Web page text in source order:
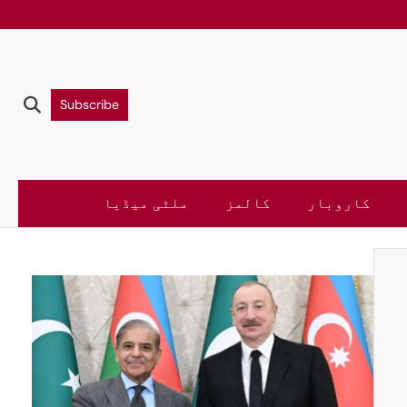
Subscribe
کاروبار کالمز ملٹی میڈیا